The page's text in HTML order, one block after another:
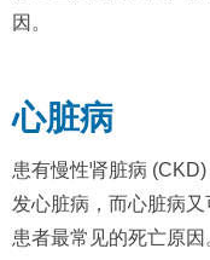
因。
心脏病
患有慢性肾脏病
发心脏病，而心脏病
患者最常见的死亡原因